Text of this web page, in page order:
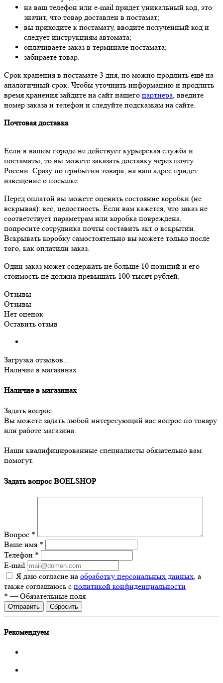
на ваш телефон или e-mail придет уникальный код, это
значит, что товар доставлен в постамат;
вы приходите к постамату, вводите полученный код и
следует инструкциям автомата;
оплачиваете заказ в терминале постамата;
забираете товар.
Срок хранения в постамате 3 дня, но можно продлить ещё на
аналогичный срок. Чтобы уточнить информацию и продлить
время хранения зайдите на сайт нашего партнера, введите
номер заказа и телефон и следуйте подсказкам на сайте.
Почтовая доставка
Если в вашем городе не действует курьерская служба и
постаматы, то вы можете заказать доставку через почту
России. Сразу по прибытии товара, на ваш адрес придет
извещение о посылке.
Перед оплатой вы можете оценить состояние коробки (не
вскрывая): вес, целостность. Если вам кажется, что заказ не
соответствует параметрам или коробка повреждена,
попросите сотрудника почты составить акт о вскрытии.
Вскрывать коробку самостоятельно вы можете только после
того, как оплатили заказ.
Один заказ может содержать не больше 10 позиций и его
стоимость не должна превышать 100 тысяч рублей.
Отзывы
Отзывы
Нет оценок
Оставить отзыв
Загрузка отзывов...
Наличие в магазинах
Наличие в магазинах
Задать вопрос
Вы можете задать любой интересующий вас вопрос по товару
или работе магазина.
Наши квалифицированные специалисты обязательно вам
помогут.
Задать вопрос BOELSHOP
Вопрос *
Ваше имя *
Телефон *
E-mail
Я даю согласие на обработку персональных данных, а
также соглашаюсь с политикой конфиденциальности
* —Обязательные поля
Сбросить
Рекомендуем